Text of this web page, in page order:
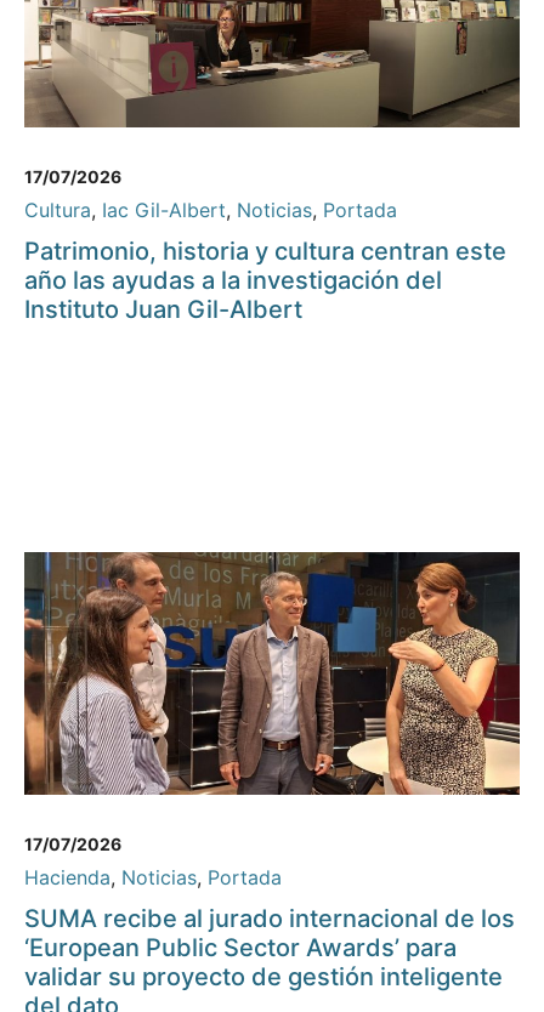
17/07/2026
Cultura, Iac Gil-Albert, Noticias, Portada
Patrimonio, historia y cultura centran este
año las ayudas a la investigación del
Instituto Juan Gil-Albert
17/07/2026
Hacienda, Noticias, Portada
SUMA recibe al jurado internacional de los
‘European Public Sector Awards’ para
validar su proyecto de gestión inteligente